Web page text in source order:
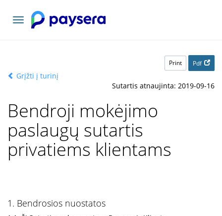
Toggle
navigation
Print Pdf
Grįžti į turinį
Sutartis atnaujinta: 2019-09-16
Bendroji mokėjimo
paslaugų sutartis
privatiems klientams
1. Bendrosios nuostatos